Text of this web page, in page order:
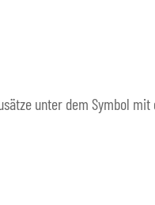
unter dem Symbol